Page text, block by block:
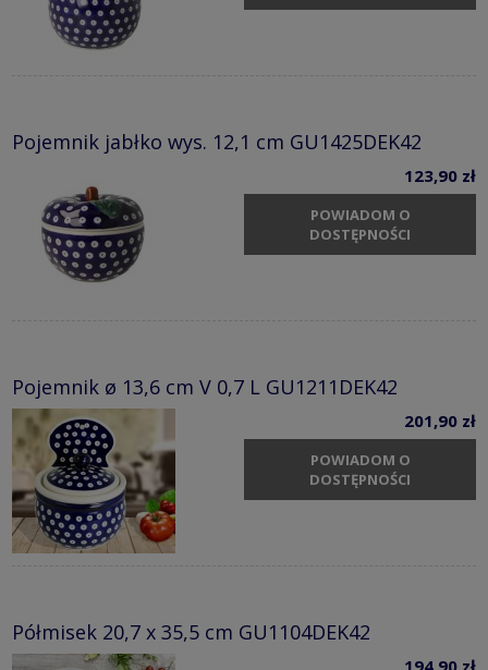
Pojemnik jabłko wys. 12,1 cm GU1425DEK42
123,90 zł
POWIADOM O
DOSTĘPNOŚCI
Pojemnik ø 13,6 cm V 0,7 L GU1211DEK42
201,90 zł
POWIADOM O
DOSTĘPNOŚCI
Półmisek 20,7 x 35,5 cm GU1104DEK42